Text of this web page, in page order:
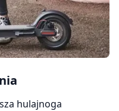
hulajnoga